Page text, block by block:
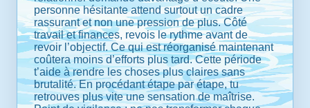
personne hésitante attend surtout un cadre
rassurant et non une pression de plus. Côté
travail et finances, revois le rythme avant de
revoir l’objectif. Ce qui est réorganisé maintenant
coûtera moins d’efforts plus tard. Cette période
t’aide à rendre les choses plus claires sans
brutalité. En procédant étape par étape, tu
retrouves plus vite une sensation de maîtrise.